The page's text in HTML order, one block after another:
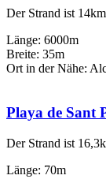
Der Strand ist
Länge: 6000m
Breite: 35m
Ort in der Nähe:
Playa de Sant
Der Strand ist
Länge: 70m